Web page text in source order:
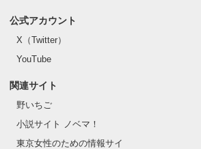
公式アカウント
X（Twitter）
YouTube
関連サイト
野いちご
小説サイト ノベマ！
東京女性のための情報サイ